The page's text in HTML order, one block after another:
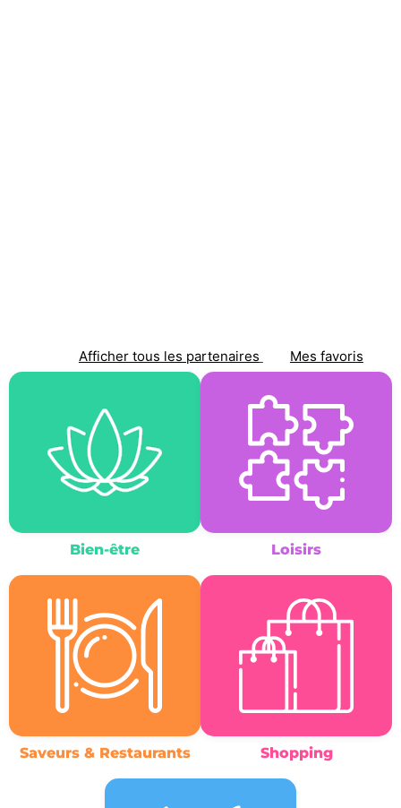
Afficher tous les partenaires Mes favoris
Bien-être Loisirs
Saveurs & Restaurants Shopping